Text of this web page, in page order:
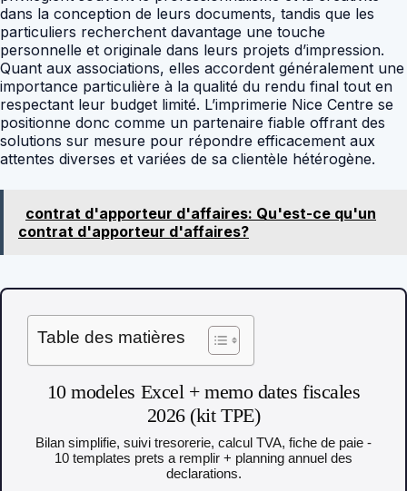
dans la conception de leurs documents, tandis que les
particuliers recherchent davantage une touche
personnelle et originale dans leurs projets d’impression.
Quant aux associations, elles accordent généralement une
importance particulière à la qualité du rendu final tout en
respectant leur budget limité. L’imprimerie Nice Centre se
positionne donc comme un partenaire fiable offrant des
solutions sur mesure pour répondre efficacement aux
attentes diverses et variées de sa clientèle hétérogène.
contrat d'apporteur d'affaires: Qu'est-ce qu'un
contrat d'apporteur d'affaires?
Table des matières
10 modeles Excel + memo dates fiscales
2026 (kit TPE)
Bilan simplifie, suivi tresorerie, calcul TVA, fiche de paie -
10 templates prets a remplir + planning annuel des
declarations.